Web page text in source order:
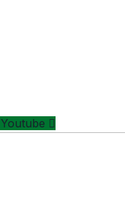
Youtube